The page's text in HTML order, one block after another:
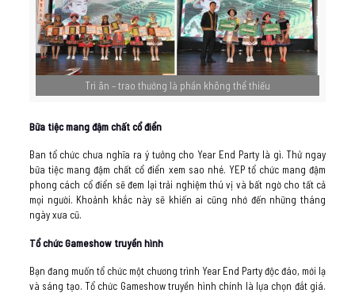
Tri ân – trao thưởng là phần không thể thiếu
Bữa tiệc mang đậm chất cổ điển
Ban tổ chức chưa nghĩa ra ý tưởng cho Year End Party là gì. Thử ngay
bữa tiệc mang đậm chất cổ điển xem sao nhé. YEP tổ chức mang đậm
phong cách cổ điển sẽ đem lại trải nghiệm thú vị và bất ngờ cho tất cả
mọi người. Khoảnh khắc này sẽ khiến ai cũng nhớ đến những tháng
ngày xưa cũ.
Tổ chức Gameshow truyền hình
Bạn đang muốn tổ chức một chương trình Year End Party độc đáo, mới lạ
và sáng tạo. Tổ chức Gameshow truyền hình chính là lựa chọn đắt giá.